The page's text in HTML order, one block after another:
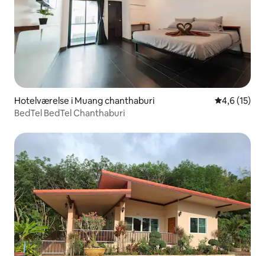
Hotelværelse i Muang chanthaburi 4,6 ud af 5
4,6 (15)
BedTel BedTel Chanthaburi